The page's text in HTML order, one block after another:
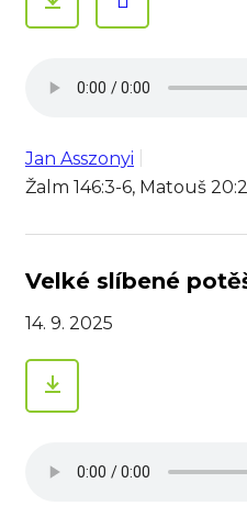
Jan Asszonyi
Žalm 146:3-6, Matouš
Velké slíbené
14. 9. 2025